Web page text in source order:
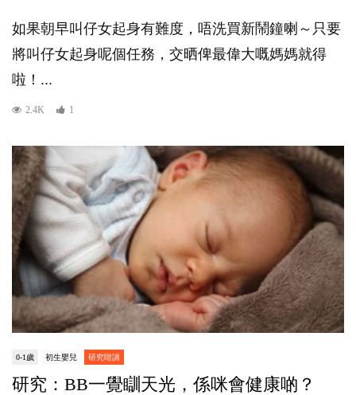
如果朝早叫仔女起身有難度，唔洗買新鬧鐘喇～只要
將叫仔女起身呢個任務，交晒俾最偉大嘅媽媽就得
啦！...
2.4K 1
0-1歲 初生嬰兒 研究咁講
研究：BB一覺瞓天光，係咪會健康啲？